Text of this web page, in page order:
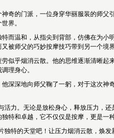
奇的门派，一位身穿华丽服装的师父
界。
而温和，从指尖到背部，仿佛在为小
被师父的巧妙按摩技巧带到另一个境界
似乎烟消云散。他的思维逐渐清晰起
理身心。
深深地向师父鞠了一躬，对于这次神
力。无论是放松身心，释放压力，还
特和卓越，它不仅仅是按摩，更是一
特的天堂吧！让压力烟消云散，焕